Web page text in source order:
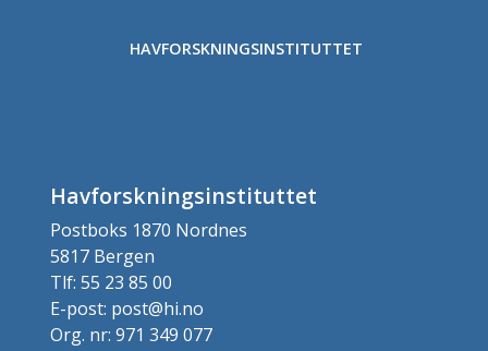
HAVFORSKNINGSINSTITUTTET
Havforskningsinstituttet
Postboks 1870 Nordnes
5817 Bergen
Tlf: 55 23 85 00
E-post: post@hi.no
Org. nr: 971 349 077